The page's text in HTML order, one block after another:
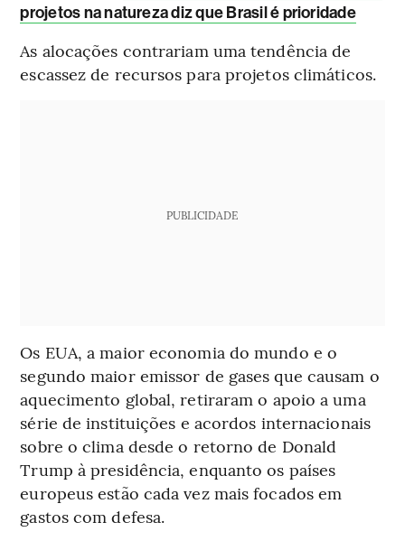
projetos na natureza diz que Brasil é prioridade
As alocações contrariam uma tendência de
escassez de recursos para projetos climáticos.
PUBLICIDADE
Os EUA, a maior economia do mundo e o
segundo maior emissor de gases que causam o
aquecimento global, retiraram o apoio a uma
série de instituições e acordos internacionais
sobre o clima desde o retorno de Donald
Trump à presidência, enquanto os países
europeus estão cada vez mais focados em
gastos com defesa.